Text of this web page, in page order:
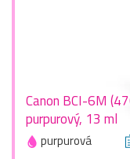
Canon BCI-6M
purpurový, 13 ml
purpurová